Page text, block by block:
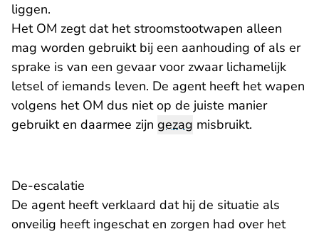
liggen.
Het OM zegt dat het stroomstootwapen alleen
mag worden gebruikt bij een aanhouding of als er
sprake is van een gevaar voor zwaar lichamelijk
letsel of iemands leven. De agent heeft het wapen
volgens het OM dus niet op de juiste manier
gebruikt en daarmee zijn gezag misbruikt.
De-escalatie
De agent heeft verklaard dat hij de situatie als
onveilig heeft ingeschat en zorgen had over het